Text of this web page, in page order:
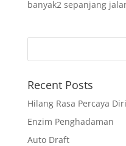
banyak2 sepanjang
Recent Posts
Hilang Rasa Percaya
Enzim Penghadaman
Auto Draft